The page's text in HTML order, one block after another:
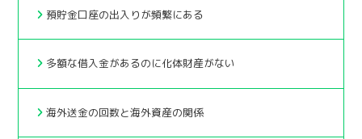
預貯金口座の出入りが頻繁にある
多額な借入金があるのに化体財産がない
海外送金の回数と海外資産の関係